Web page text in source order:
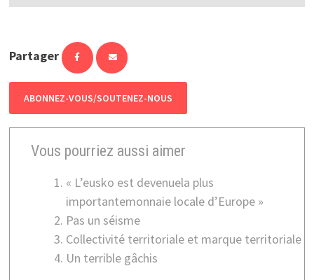
Partager
ABONNEZ-VOUS/SOUTENEZ-NOUS
Vous pourriez aussi aimer
« L’eusko est devenuela plus
importantemonnaie locale d’Europe »
Pas un séisme
Collectivité territoriale et marque territoriale
Un terrible gâchis